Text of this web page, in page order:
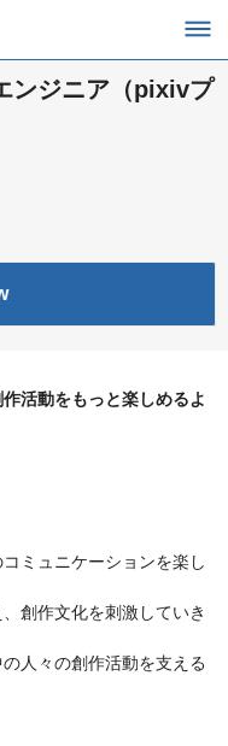
ンジニア（pixivプ
活動をもっと楽しめるよ
ミュニケーションを楽し
創作文化を刺激していき
人々の創作活動を支える